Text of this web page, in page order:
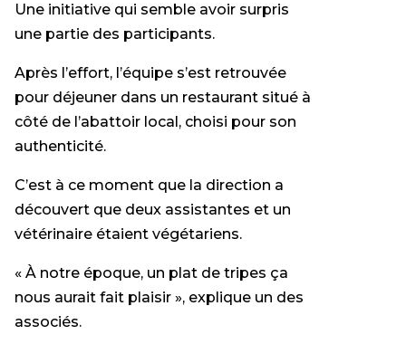
Une initiative qui semble avoir surpris
une partie des participants.
Après l’effort, l’équipe s’est retrouvée
pour déjeuner dans un restaurant situé à
côté de l’abattoir local, choisi pour son
authenticité.
C’est à ce moment que la direction a
découvert que deux assistantes et un
vétérinaire étaient végétariens.
« À notre époque, un plat de tripes ça
nous aurait fait plaisir », explique un des
associés.